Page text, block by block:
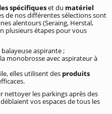
spécifiqueset du matériel
de nos différentes sélections sont
alentours (Seraing, Herstal,
plusieurs étapes pour vous
aspirante ;
monobrosse avec aspirateur à
elles utilisent des produits
nettoyer les parkings après des
vos espaces de tous les